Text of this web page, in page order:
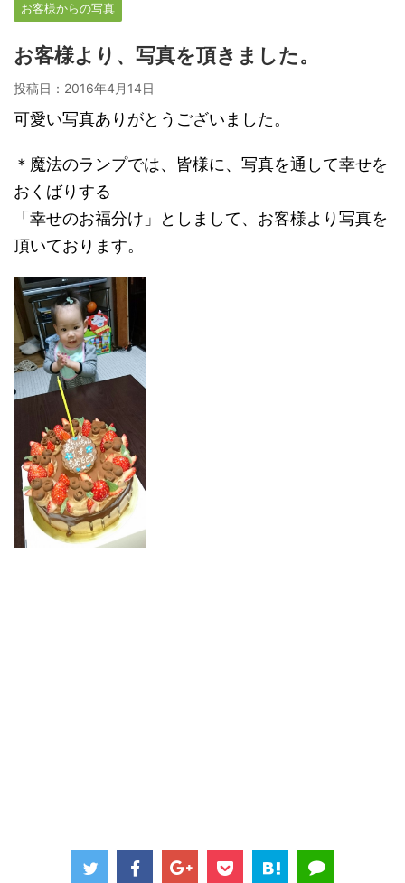
お客様からの写真
お客様より、写真を頂きました。
投稿日： 2016年4月14日
可愛い写真ありがとうございました。
＊魔法のランプでは、皆様に、写真を通して幸せを
おくばりする
「幸せのお福分け」としまして、お客様より写真を
頂いております。